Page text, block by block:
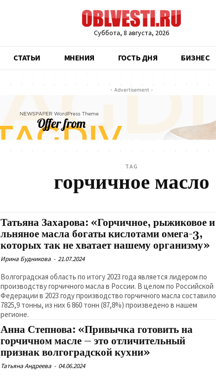
Суббота, 8 августа, 2026
CТАТЬИ МНЕНИЯ ГОСТЬ ДНЯ БИЗНЕС
- Advertisement -
TAG
горчичное масло
Татьяна Захарова: «Горчичное, рыжиковое и
льняное масла богаты кислотами омега-3,
которых так не хватает нашему организму»
Ирина Будникова - 21.07.2024
Волгоградская область по итогу 2023 года является лидером по
производству горчичного масла в России. В целом по Российской
Федерации в 2023 году производство горчичного масла составило
7825,9 тонны, из них 6 860 тонн (87,8%) произведено в нашем
регионе.
Анна Степнова: «Привычка готовить на
горчичном масле – это отличительный
признак волгоградской кухни»
Татьяна Андреева - 04.06.2024